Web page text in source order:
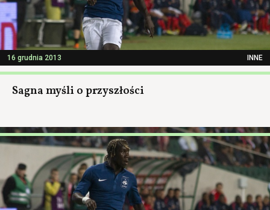
16 grudnia 2013 INNE
Sagna myśli o przyszłości